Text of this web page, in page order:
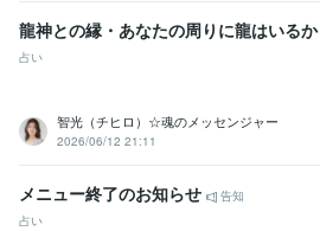
龍神との縁・あなたの周りに龍はいるか
占い
智光（チヒロ）☆魂のメッセンジャー
2026/06/12 21:11
メニュー終了のお知らせ
告知
占い